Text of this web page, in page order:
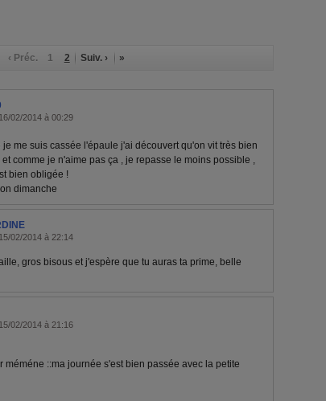
‹ Préc. 1 2 Suiv. › »
02/2014 à 00:29
me suis cassée l'épaule j'ai découvert qu'on vit très bien
comme je n'aime pas ça , je repasse le moins possible ,
bien obligée !
dimanche
02/2014 à 22:14
gros bisous et j'espère que tu auras ta prime, belle
02/2014 à 21:16
méméne ::ma journée s'est bien passée avec la petite